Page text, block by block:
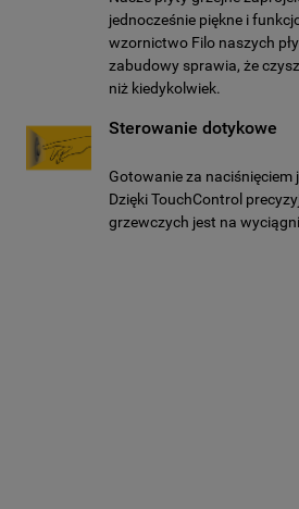
jednocześnie piękne i
wzornictwo Filo naszych
zabudowy sprawia, że
niż kiedykolwiek.
Sterowanie dotykowe
Gotowanie za naciśnięciem
Dzięki TouchControl
grzewczych jest na